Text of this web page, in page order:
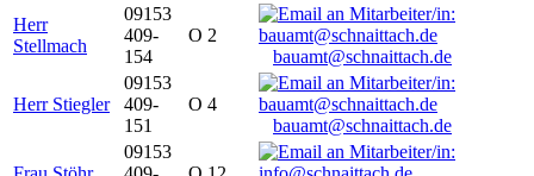
Herr
Stellmach
09153
409-
154
O 2
bauamt@schnaittach.de
Herr Stiegler
09153
409-
151
O 4
bauamt@schnaittach.de
09153